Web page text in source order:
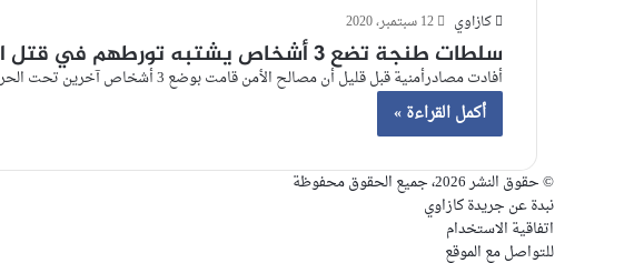
كازاوي 12 سبتمبر، 2020
سلطات طنجة تضع 3 أشخاص يشتبه تورطهم في قتل الطفل عدنان
أفادت مصادرأمنية قبل قليل أن مصالح الأمن قامت بوضع 3 أشخاص آخرين تحت الحراسة النظرية، كانوا يتقاسمون مع المشتبه به…
أكمل القراءة »
© حقوق النشر 2026، جميع الحقوق محفوظة
نبدة عن جريدة كازاوي
اتفاقية الاستخدام
للتواصل مع الموقع